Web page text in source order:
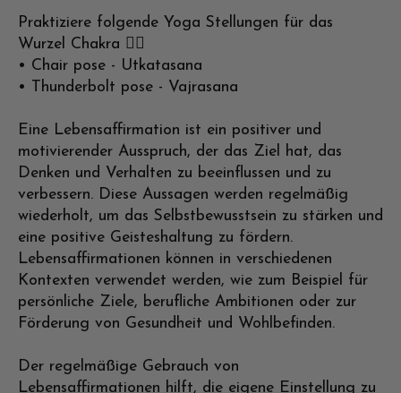
Praktiziere folgende Yoga Stellungen für das
Wurzel Chakra 🧘‍♀️
• Chair pose - Utkatasana
• Thunderbolt pose - Vajrasana
Eine Lebensaffirmation ist ein positiver und
motivierender Ausspruch, der das Ziel hat, das
Denken und Verhalten zu beeinflussen und zu
verbessern. Diese Aussagen werden regelmäßig
wiederholt, um das Selbstbewusstsein zu stärken und
eine positive Geisteshaltung zu fördern.
Lebensaffirmationen können in verschiedenen
Kontexten verwendet werden, wie zum Beispiel für
persönliche Ziele, berufliche Ambitionen oder zur
Förderung von Gesundheit und Wohlbefinden.
Der regelmäßige Gebrauch von
Lebensaffirmationen hilft, die eigene Einstellung zu